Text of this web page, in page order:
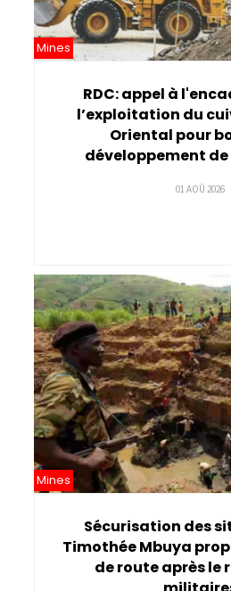
Mines
RDC: appel à
l’exploitation du
Oriental pour
développement
01 AOÛ 2026
Mines
Sécurisation des
Timothée Mbuya
de route après le